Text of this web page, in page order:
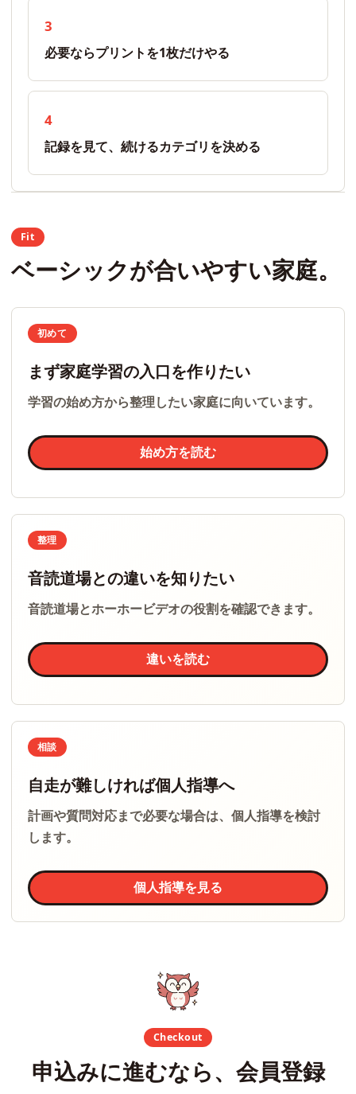
3
必要ならプリントを1枚だけやる
4
記録を見て、続けるカテゴリを決める
Fit
ベーシックが合いやすい家庭。
初めて
まず家庭学習の入口を作りたい
学習の始め方から整理したい家庭に向いています。
始め方を読む
整理
音読道場との違いを知りたい
音読道場とホーホービデオの役割を確認できます。
違いを読む
相談
自走が難しければ個人指導へ
計画や質問対応まで必要な場合は、個人指導を検討
します。
個人指導を見る
Checkout
申込みに進むなら、会員登録